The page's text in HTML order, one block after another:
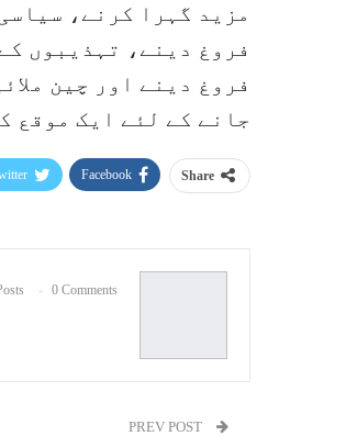
مزید گہرا کرنے،
فروغ دینے، تہذیبوں
فروغ دینے اور چین
جانے کے لئے ایک موقع
Share
Facebook
0 Comments